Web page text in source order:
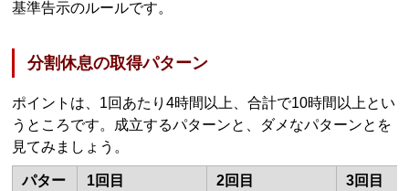
基準告示のルールです。
分割休息の取得パターン
ポイントは、1回あたり4時間以上、合計で10時間以上とい
うところです。成立するパターンと、ダメなパターンとを
見てみましょう。
パター
1回目 2回目 3回目